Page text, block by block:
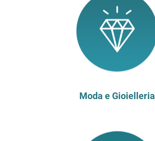
Moda e Gioielleria